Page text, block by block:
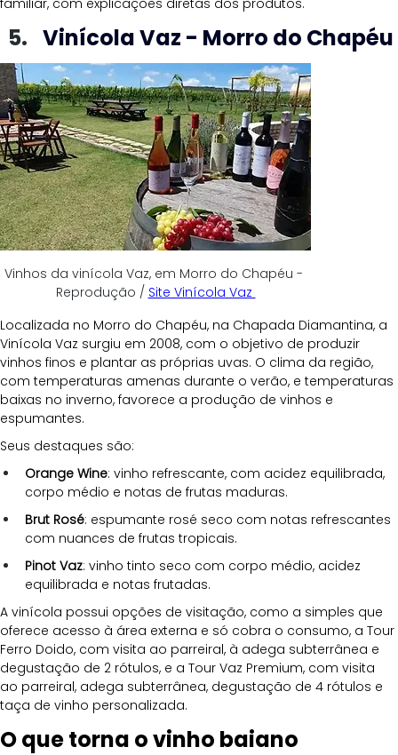
familiar, com explicações diretas dos produtos.
Vinícola Vaz - Morro do Chapéu
Vinhos da vinícola Vaz, em Morro do Chapéu -
Reprodução / Site Vinícola Vaz
Localizada no Morro do Chapéu, na Chapada Diamantina, a
Vinícola Vaz surgiu em 2008, com o objetivo de produzir
vinhos finos e plantar as próprias uvas. O clima da região,
com temperaturas amenas durante o verão, e temperaturas
baixas no inverno, favorece a produção de vinhos e
espumantes.
Seus destaques são:
Orange Wine: vinho refrescante, com acidez equilibrada,
corpo médio e notas de frutas maduras.
Brut Rosé: espumante rosé seco com notas refrescantes
com nuances de frutas tropicais.
Pinot Vaz: vinho tinto seco com corpo médio, acidez
equilibrada e notas frutadas.
A vinícola possui opções de visitação, como a simples que
oferece acesso à área externa e só cobra o consumo, a Tour
Ferro Doido, com visita ao parreiral, à adega subterrânea e
degustação de 2 rótulos, e a Tour Vaz Premium, com visita
ao parreiral, adega subterrânea, degustação de 4 rótulos e
taça de vinho personalizada.
O que torna o vinho baiano